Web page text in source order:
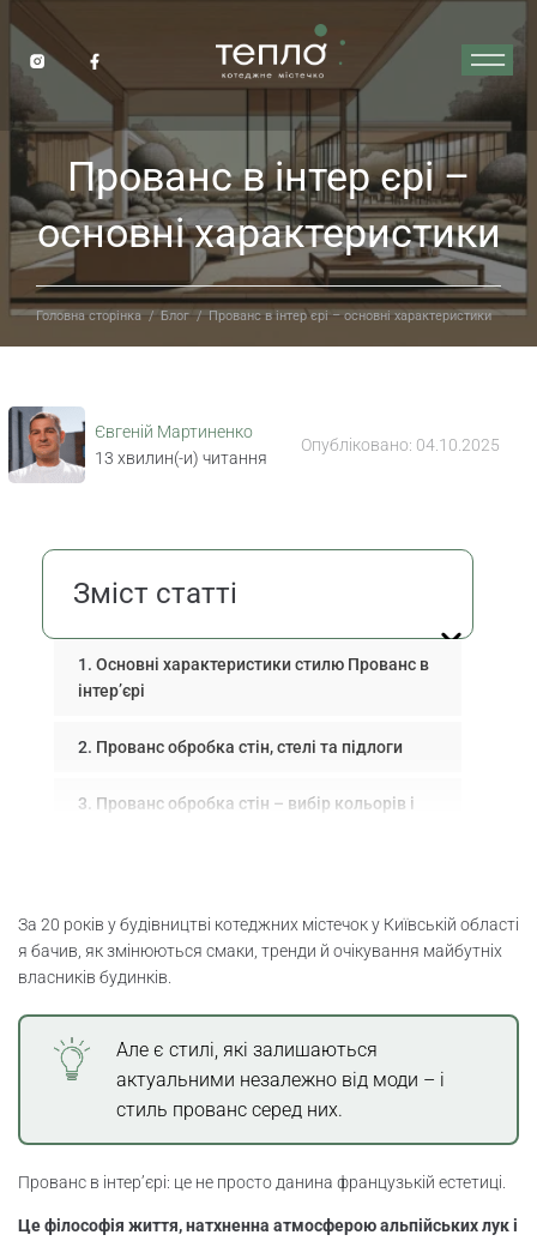
Прованс в інтер єрі –
основні характеристики
Головна сторінка / Блог / Прованс в інтер єрі – основні характеристики
Євгеній Мартиненко
13 хвилин(-и) читання
Опубліковано: 04.10.2025
Зміст статті
Основні характеристики стилю Прованс в
інтер’єрі
Прованс обробка стін, стелі та підлоги
Прованс обробка стін – вибір кольорів і
Підлога у стилі прованс, натуральна
Прованс меблі та декор – затишок і стиль
Прованс меблі з ефектом старіння та
Прованс декоративні елементи та
текстиль
За 20 років у будівництві котеджних містечок у Київській області
я бачив, як змінюються смаки, тренди й очікування майбутніх
власників будинків.
Але є стилі, які залишаються
актуальними незалежно від моди – і
стиль прованс серед них.
Прованс в інтер’єрі: це не просто данина французькій естетиці.
Це філософія життя, натхненна атмосферою альпійських лук і